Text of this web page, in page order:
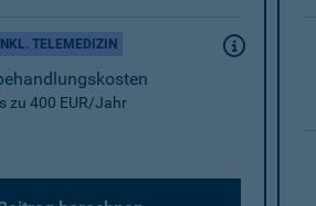
TELEMEDIZIN
zu 400 EUR/Jahr